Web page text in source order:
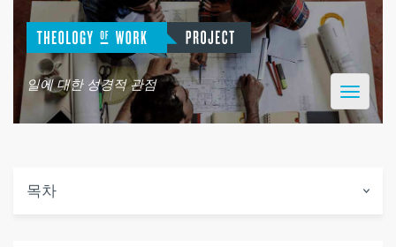
일에 대한 성경적 관점
Toggle
목차